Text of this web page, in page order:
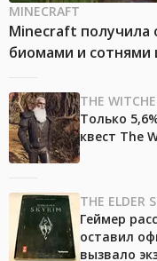
MINECRAFT
Minecraft получила
биомами и сотнями
THE
Только
квест The
THE ELDER
Геймер
оставил
вызвало